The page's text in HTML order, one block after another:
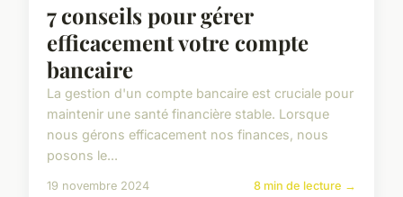
7 conseils pour gérer
efficacement votre compte
bancaire
La gestion d'un compte bancaire est cruciale pour
maintenir une santé financière stable. Lorsque
nous gérons efficacement nos finances, nous
posons le...
19 novembre 2024 8 min de lecture →